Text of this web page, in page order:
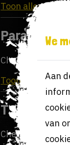
Toon allergenen
Paranoid
Cheddar,
Toon allergenen
T.N.T
Cheddar, Spek,
We
Aan
van